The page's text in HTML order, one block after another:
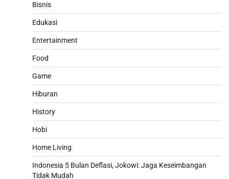
Bisnis
Edukasi
Entertainment
Food
Game
Hiburan
History
Hobi
Home Living
Indonesia 5 Bulan Deflasi, Jokowi: Jaga Keseimbangan
Tidak Mudah